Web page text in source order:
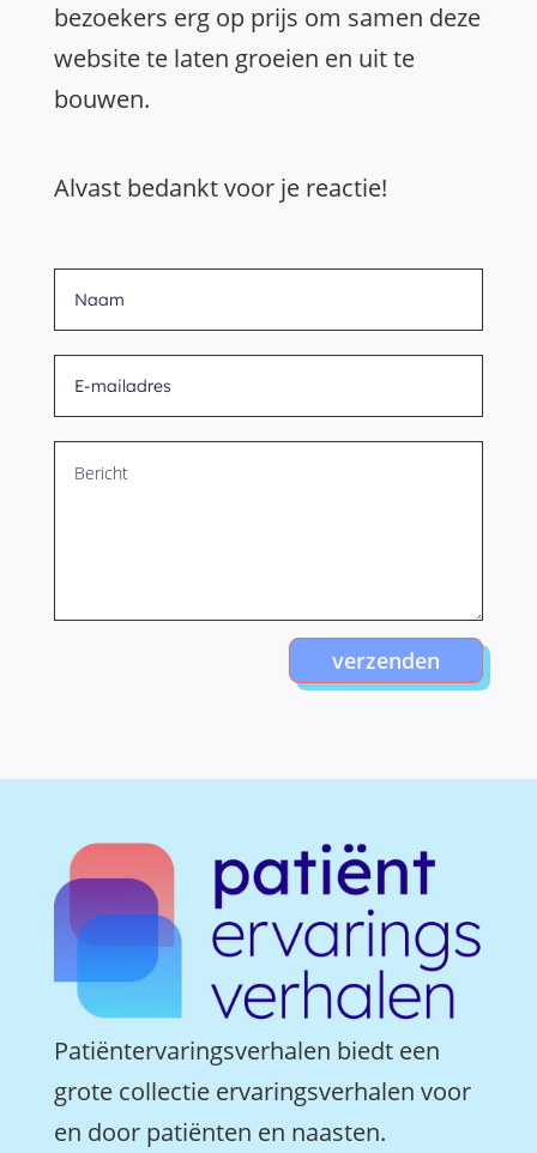
bezoekers erg op prijs om samen deze
website te laten groeien en uit te
bouwen.
Alvast bedankt voor je reactie!
verzenden
Patiëntervaringsverhalen biedt een
grote collectie ervaringsverhalen voor
en door patiënten en naasten.